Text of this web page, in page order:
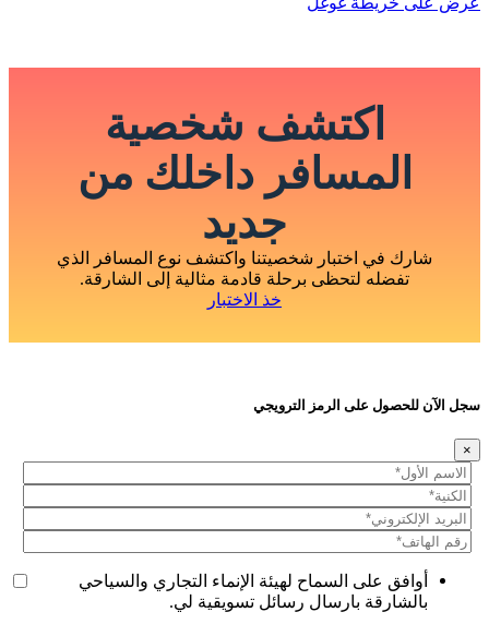
اكتشف شخصية
المسافر داخلك من
جديد
شارك في اختبار شخصيتنا واكتشف نوع المسافر الذي
تفضله لتحظى برحلة قادمة مثالية إلى الشارقة.
خذ الاختبار
سجل الآن للحصول على الرمز الترويجي
×
أوافق على السماح لهيئة الإنماء التجاري والسياحي
بالشارقة بارسال رسائل تسويقية لي.